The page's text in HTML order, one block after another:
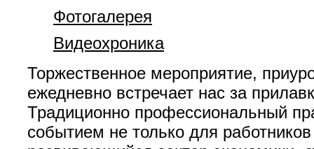
Фотогалерея
Видеохроника
Торжественное мероприятие,
ежедневно встречает нас за
Традиционно профессиональный
событием не только для